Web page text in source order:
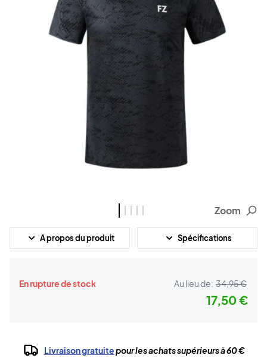
Zoom
A propos du produit Spécifications
En rupture de stock Au lieu de: 34,95 €
17,50 €
Livraison gratuitepour les achats supérieurs à 60 €